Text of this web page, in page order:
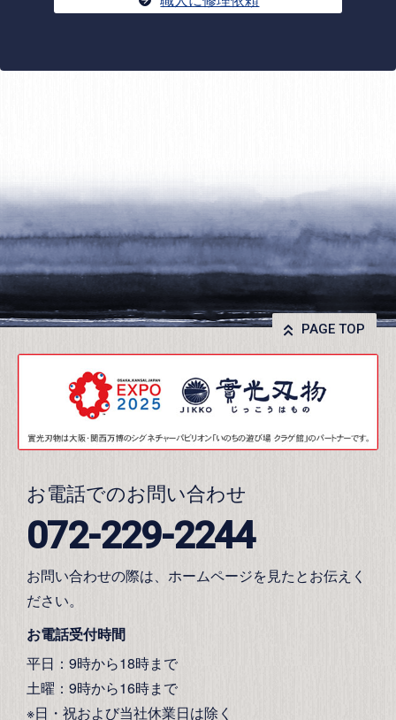
PAGE TOP
お電話でのお問い合わせ
072-229-2244
お問い合わせの際は、ホームページを見たとお伝えく
ださい。
お電話受付時間
平日：9時から18時まで
土曜：9時から16時まで
※日・祝および当社休業日は除く